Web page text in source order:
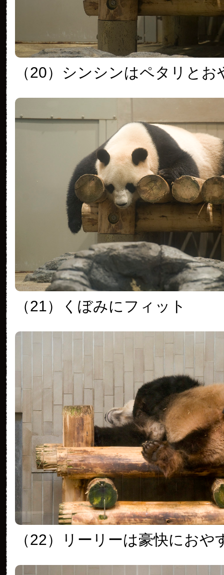
（20）シンシンはペタリとお
（21）くぼみにフィット
（22）リーリーは豪快におや